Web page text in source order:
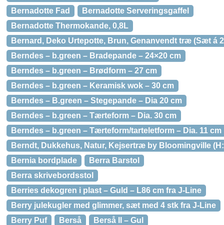
Bernadotte Fad
Bernadotte Serveringsgaffel
Bernadotte Thermokande, 0,8L
Bernard, Deko Urtepotte, Brun, Genanvendt træ (Sæt á
Berndes – b.green – Bradepande – 24×20 cm
Berndes – b.green – Brødform – 27 cm
Berndes – b.green – Keramisk wok – 30 cm
Berndes – B.green – Stegepande – Dia 20 cm
Berndes – b.green – Tærteform – Dia. 30 cm
Berndes – b.green – Tærteform/tarteletform – Dia. 11 cm
Berndt, Dukkehus, Natur, Kejsertræ by Bloomingville
Bernia bordplade
Berra Barstol
Berra skrivebordsstol
Berries dekogren i plast – Guld – L86 cm fra J-Line
Berry julekugler med glimmer, sæt med 4 stk fra J-Line
Berry Puf
Berså
Berså II – Gul